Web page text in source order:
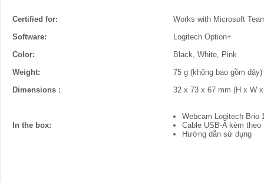
Certified for:
Works with Microsoft
Software:
Logitech Option+
Color:
Black, White, Pink
Weight:
75 g (không bao gồm dây)
Dimensions :
32 x 73 x 67 mm (H x W
In the box:
Webcam Logitech Brio
Cable USB-A kèm theo
Hướng dẫn sử dụng